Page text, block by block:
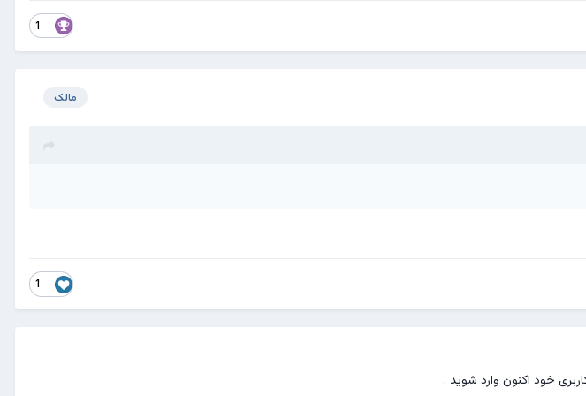
1
مالک
1
خود اکنون وارد شوید .